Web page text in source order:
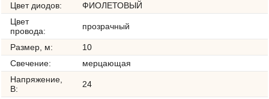
Цвет диодов:
ФИОЛЕТОВЫЙ
Цвет
провода:
прозрачный
Размер, м:
10
Свечение:
мерцающая
Напряжение,
В:
24